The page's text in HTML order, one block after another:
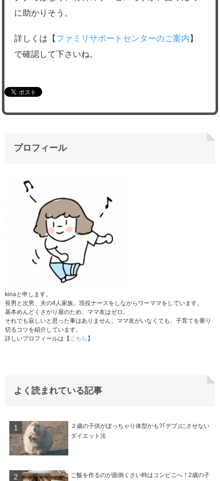
に助かりそう。
詳しくは【 ファミリサポートセンターのご案内 】
で確認して下さいね。
プロフィール
kinaと申します。
長男と次男、夫の4人家族。現役ナースをしながらワーママをしています。
基本めんどくさがり屋のため、ママ友はゼロ。
それでも寂しいと思った事はありません。ママ友がいなくても、子育てを乗り
切るコツを紹介しています。
詳しいプロフィールは【 こちら 】
よく読まれている記事
２歳の子供がぽっちゃり体型かも?｢デブ｣にさせない
ダイエット法
ご飯を作るのが面倒くさい時はコンビニへ！2歳の子